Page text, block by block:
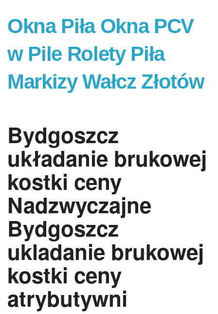
Okna Piła Okna PCV
w Pile Rolety Piła
Markizy Wałcz Złotów
Bydgoszcz
układanie brukowej
kostki ceny
Nadzwyczajne
Bydgoszcz
ukladanie brukowej
kostki ceny
atrybutywni